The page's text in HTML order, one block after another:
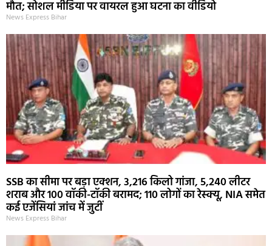
मौत; सोशल मीडिया पर वायरल हुआ घटना का वीडियो
News Express Bihar
SSB का सीमा पर बड़ा एक्शन, 3,216 किलो गांजा, 5,240 लीटर
शराब और 100 वॉकी-टॉकी बरामद; 110 लोगों का रेस्क्यू, NIA समेत
कई एजेंसियां जांच में जुटीं
News Express Bihar